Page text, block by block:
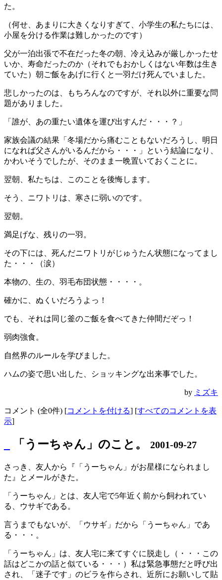
た。
（何せ、あまりに大きくなりすぎて、小学生の私たちには、
小屋を分ける作業は難しかったのです）
父が一泊出張で不在だった冬の朝、冷え込みが厳しかったせ
いか、寿命だったのか（それでもおかしくはない年数は生き
ていた）朝ご飯をあげに行くと一羽だけ死んでいました。
悲しかったのは、もちろんなのですが、それ以外に重要な問
題がありました。
「誰が、あの重たい遺体を運び出すんだ・・・？」
家族会議の結果「冬場だから痛むこともないだろうし、明日
になれば父さんがいるんだから・・・」という結論になり、
かわいそうでしたが、そのまま一晩置いておくことに。
翌朝、私たちは、このことを後悔します。
そう、ニワトリは、寒さに弱いのです。
翌朝。
満足げな、残りの一羽。
その下には、死んだニワトリがじゅうたん状態になってまし
た・・・（涙）
本物の、生の、羽毛布団状態・・・・。
確かに、ぬくいだろうよっ！
でも、それは同じ釜のご飯を食べてきた仲間だぞっ！
弱肉強食。
自然界のルールを学びました。
ハムの姿で思い出した、ショッキングな出来事でした。
by ミズキ
コメント (全0件) [コメントを付ける] [すべてのコメントを表
示]
「うーちゃん」のこと。 2001-09-27
さっき、友人から『「うーちゃん」がお星様になられまし
た』とメールがきた。
「うーちゃん」とは、友人宅で5年近く前から飼われてい
る、ウサギである。
言うまでもないが、「ウサギ」だから「うーちゃん」であ
る・・・。
「うーちゃん」は、友人宅に来てすぐに脱走し（・・・この
話はどこかの話と似ている・・・）私は緊急事態だと呼び出
され、「迷子です」のビラを作らされ、近所にお願いして貼